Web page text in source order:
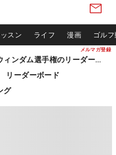
メルマガ登録
スン ライフ 漫画 ゴル
松山英樹ら出場 ウィンダム選手権のリーダーボード
ーダーボード
グ